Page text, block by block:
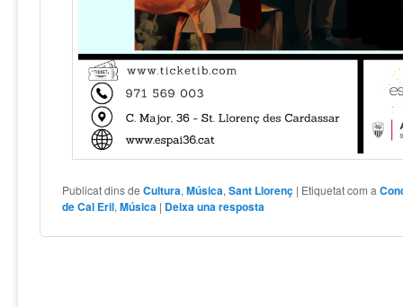
Publicat dins de Cultura,Música,Sant Llorenç | Etiquetat com a
de Cal Eril,Música | Deixa una resposta